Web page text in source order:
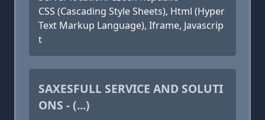
CSS (Cascading Style Sheets), Html (Hyper
Text Markup Language), Iframe, Javascrip
t
SAXESFULL SERVICE AND SOLUTI
ONS - (...)